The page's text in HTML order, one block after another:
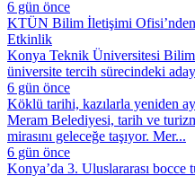
6 gün önce
KTÜN Bilim İletişimi Ofisi’nden
Etkinlik
Konya Teknik Üniversitesi
üniversite tercih sürecindeki
6 gün önce
Köklü tarihi, kazılarla yeniden
Meram Belediyesi, tarih ve
mirasını geleceğe taşıyor. Mer...
6 gün önce
Konya’da 3. Uluslararası bocce